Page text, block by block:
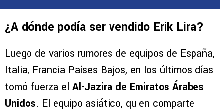
¿A dónde podía ser vendido Erik Lira?
Luego de varios rumores de equipos de España,
Italia, Francia Países Bajos, en los últimos días
tomó fuerza el Al-Jazira de Emiratos Árabes
Unidos. El equipo asiático, quien comparte